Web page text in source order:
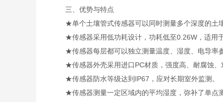
三、优势与特点
★单个土壤管式传感器可以同时测量多个深度的土
★传感器采用低功耗设计，功耗低至0.26W，适用
★传感器每层都可以独立测量温度、湿度、电导率
★传感器外壳采用进口PC材质，强度高、耐腐蚀、
★传感器防水等级达到IP67，应对长期室外监测。
★传感器测量一定区域内的平均湿度，弥补了单点